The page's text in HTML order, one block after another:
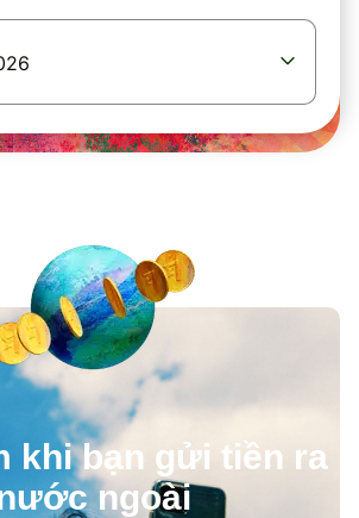
khi bạn gửi tiền ra
ngoài